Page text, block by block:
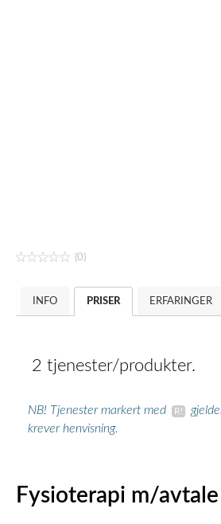
(0)
INFO PRISER ERFARINGER
2 tjenester/produkter.
NB! Tjenester markert med
krever henvisning.
Fysioterapi m/avtale